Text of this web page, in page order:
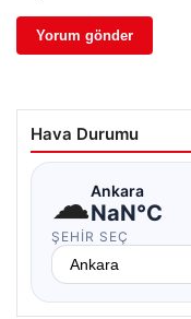
Hava Durumu
☁Ankara
NaN°C
ŞEHIR SEÇ